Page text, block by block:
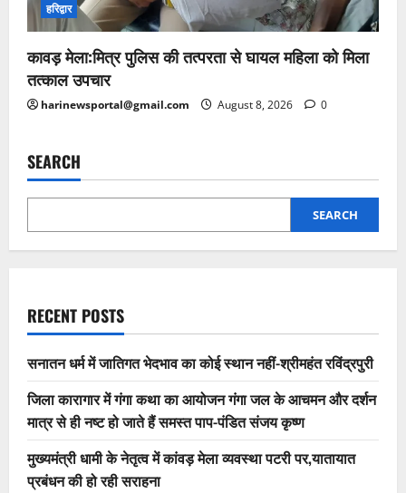
हरिद्वार
कावड़ मेला:मित्र पुलिस की तत्परता से घायल महिला को मिला
तत्काल उपचार
harinewsportal@gmail.com August 8, 2026 0
SEARCH
SEARCH
RECENT POSTS
सनातन धर्म में जातिगत भेदभाव का कोई स्थान नहीं-श्रीमहंत रविंद्रपुरी
जिला कारागार में गंगा कथा का आयोजन गंगा जल के आचमन और दर्शन
मात्र से ही नष्ट हो जाते हैं समस्त पाप-पंडित संजय कृष्ण
मुख्यमंत्री धामी के नेतृत्व में कांवड़ मेला व्यवस्था पटरी पर,यातायात
प्रबंधन की हो रही सराहना